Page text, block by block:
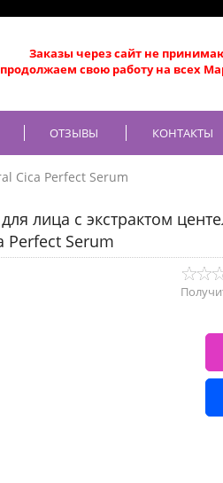
Заказы через сайт не
свою работу на всех
ОТЗЫВЫ КОНТАКТЫ
Cica Perfect Serum
лица с экстрактом
Perfect Serum